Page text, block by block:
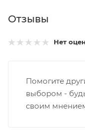
Отзывы
Нет
Помогите
выбором -
своим